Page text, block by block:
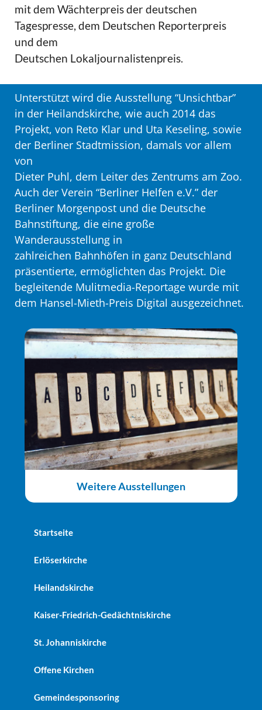
mit dem Wächterpreis der deutschen
Tagespresse, dem Deutschen Reporterpreis
und dem
Deutschen Lokaljournalistenpreis.
Unterstützt wird die Ausstellung “Unsichtbar”
in der Heilandskirche, wie auch 2014 das
Projekt, von Reto Klar und Uta Keseling, sowie
der Berliner Stadtmission, damals vor allem
von
Dieter Puhl, dem Leiter des Zentrums am Zoo.
Auch der Verein “Berliner Helfen e.V.” der
Berliner Morgenpost und die Deutsche
Bahnstiftung, die eine große
Wanderausstellung in
zahlreichen Bahnhöfen in ganz Deutschland
präsentierte, ermöglichten das Projekt. Die
begleitende Mulitmedia-Reportage wurde mit
dem Hansel-Mieth-Preis Digital ausgezeichnet.
Weitere Ausstellungen
Startseite
Erlöserkirche
Heilandskirche
Kaiser-Friedrich-Gedächtniskirche
St. Johanniskirche
Offene Kirchen
Gemeindesponsoring